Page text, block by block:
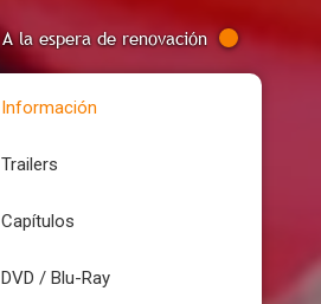
A la espera de renovación
Información
Trailers
Capítulos
DVD / Blu-Ray